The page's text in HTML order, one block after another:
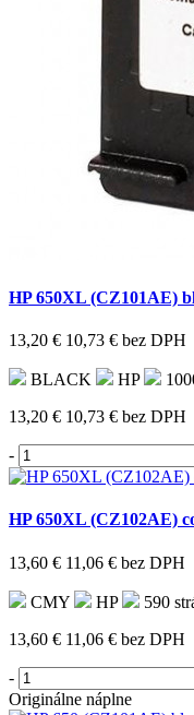
HP 650XL (CZ101AE)
13,20 € 10,73 € bez DPH
BLACK HP
13,20 € 10,73 € bez DPH
-
HP 650XL (CZ102AE)
13,60 € 11,06 € bez DPH
CMY HP 590
13,60 € 11,06 € bez DPH
-
Originálne náplne